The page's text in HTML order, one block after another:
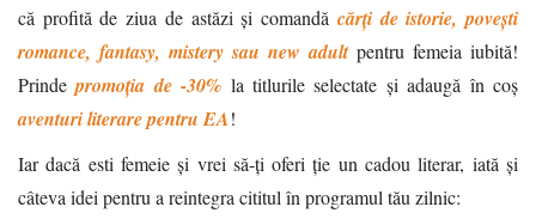
că profită de ziua de astăzi și comandă cărți de istorie, povești
romance, fantasy, mistery sau new adultpentru femeia iubită!
Prindepromoția de -30% la titlurile selectate și adaugă în coș
aventuri literare pentru EA!
Iar dacă esti femeie și vrei să-ți oferi ție un cadou literar, iată și
câteva idei pentru a reintegra cititul în programul tău zilnic: